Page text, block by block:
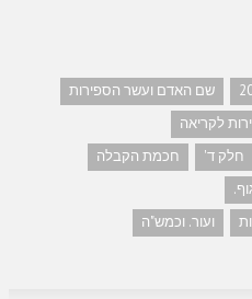
שם האדם ועשר הספירות
לקריאה
חלק ד'
חכמת הקבלה
ועור. וכמש"ה